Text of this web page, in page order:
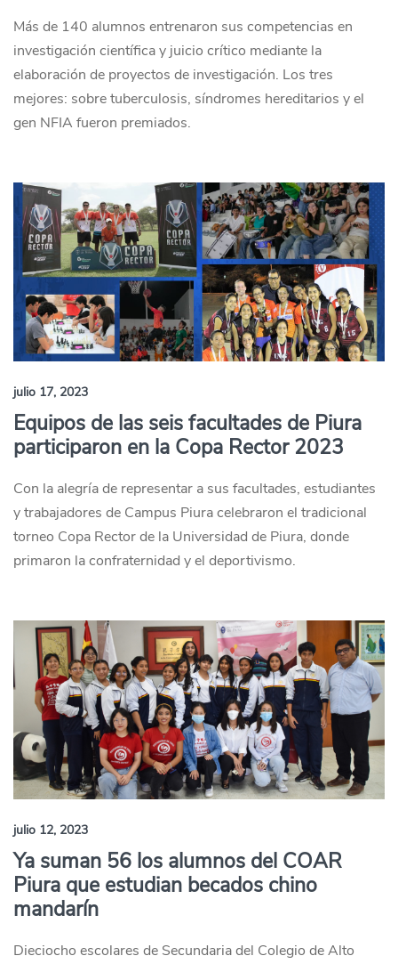
Más de 140 alumnos entrenaron sus competencias en
investigación científica y juicio crítico mediante la
elaboración de proyectos de investigación. Los tres
mejores: sobre tuberculosis, síndromes hereditarios y el
gen NFIA fueron premiados.
julio 17, 2023
Equipos de las seis facultades de Piura
participaron en la Copa Rector 2023
Con la alegría de representar a sus facultades, estudiantes
y trabajadores de Campus Piura celebraron el tradicional
torneo Copa Rector de la Universidad de Piura, donde
primaron la confraternidad y el deportivismo.
julio 12, 2023
Ya suman 56 los alumnos del COAR
Piura que estudian becados chino
mandarín
Dieciocho escolares de Secundaria del Colegio de Alto